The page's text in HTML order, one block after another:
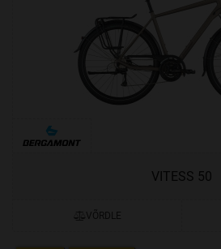
VITESS 50
VÕRDLE